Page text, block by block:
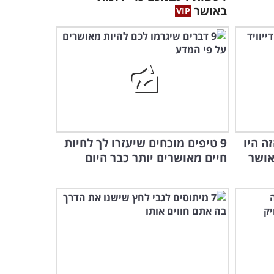
באושר
היו
9 טיפים מוכחים שיעזרו לך לחיות
חיים מאושרים יותר כבר היום